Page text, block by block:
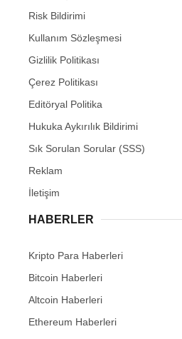
Risk Bildirimi
Kullanım Sözleşmesi
Gizlilik Politikası
Çerez Politikası
Editöryal Politika
Hukuka Aykırılık Bildirimi
Sık Sorulan Sorular (SSS)
Reklam
İletişim
HABERLER
Kripto Para Haberleri
Bitcoin Haberleri
Altcoin Haberleri
Ethereum Haberleri